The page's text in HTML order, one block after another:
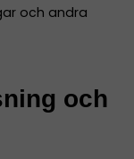
och andra
och